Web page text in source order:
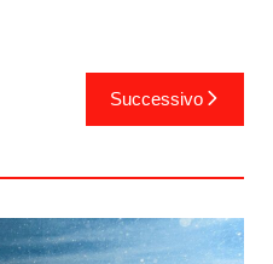
Successivo